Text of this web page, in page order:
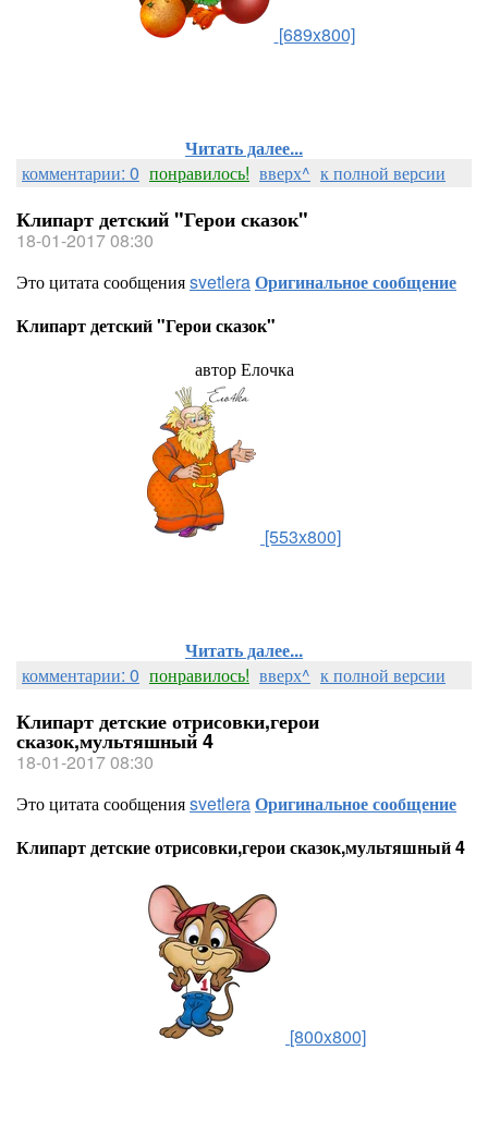
[689x800]
Читать далее...
комментарии: 0 понравилось! вверх^ к полной версии
Клипарт детский "Герои сказок"
18-01-2017 08:30
Это цитата сообщенияsvetleraОригинальное сообщение
Клипарт детский "Герои сказок"
автор Елочка
[553x800]
Читать далее...
комментарии: 0 понравилось! вверх^ к полной версии
Клипарт детские отрисовки,герои
сказок,мультяшный 4
18-01-2017 08:30
Это цитата сообщенияsvetleraОригинальное сообщение
Клипарт детские отрисовки,герои сказок,мультяшный 4
[800x800]